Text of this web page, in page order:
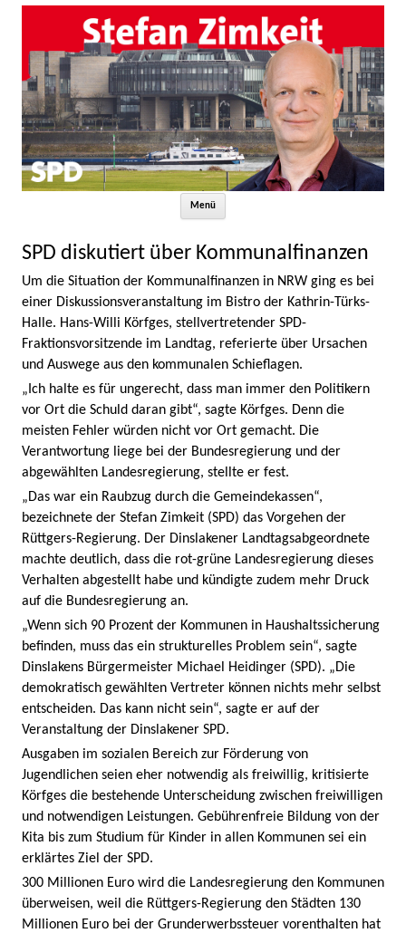
Menü
SPD diskutiert über Kommunalfinanzen
Um die Situation der Kommunalfinanzen in NRW ging es bei
einer Diskussionsveranstaltung im Bistro der Kathrin-Türks-
Halle. Hans-Willi Körfges, stellvertretender SPD-
Fraktionsvorsitzende im Landtag, referierte über Ursachen
und Auswege aus den kommunalen Schieflagen.
„Ich halte es für ungerecht, dass man immer den Politikern
vor Ort die Schuld daran gibt“, sagte Körfges. Denn die
meisten Fehler würden nicht vor Ort gemacht. Die
Verantwortung liege bei der Bundesregierung und der
abgewählten Landesregierung, stellte er fest.
„Das war ein Raubzug durch die Gemeindekassen“,
bezeichnete der Stefan Zimkeit (SPD) das Vorgehen der
Rüttgers-Regierung. Der Dinslakener Landtagsabgeordnete
machte deutlich, dass die rot-grüne Landesregierung dieses
Verhalten abgestellt habe und kündigte zudem mehr Druck
auf die Bundesregierung an.
„Wenn sich 90 Prozent der Kommunen in Haushaltssicherung
befinden, muss das ein strukturelles Problem sein“, sagte
Dinslakens Bürgermeister Michael Heidinger (SPD). „Die
demokratisch gewählten Vertreter können nichts mehr selbst
entscheiden. Das kann nicht sein“, sagte er auf der
Veranstaltung der Dinslakener SPD.
Ausgaben im sozialen Bereich zur Förderung von
Jugendlichen seien eher notwendig als freiwillig, kritisierte
Körfges die bestehende Unterscheidung zwischen freiwilligen
und notwendigen Leistungen. Gebührenfreie Bildung von der
Kita bis zum Studium für Kinder in allen Kommunen sei ein
erklärtes Ziel der SPD.
300 Millionen Euro wird die Landesregierung den Kommunen
überweisen, weil die Rüttgers-Regierung den Städten 130
Millionen Euro bei der Grunderwerbssteuer vorenthalten hat